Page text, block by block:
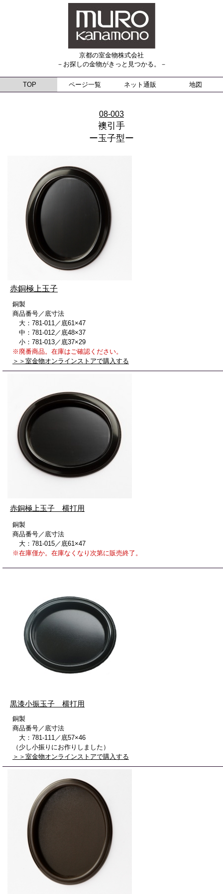
京都の室金物株式会社
－お探しの金物がきっと見つかる。－
TOP ページ一覧 ネット通販 地図
08-003
襖引手
ー玉子型ー
赤銅極上玉子
銅製
商品番号／底寸法
大：781-011／底61×47
中：781-012／底48×37
小：781-013／底37×29
※廃番商品。在庫はご確認ください。
＞＞室金物オンラインストアで購入する
赤銅極上玉子 横打用
銅製
商品番号／底寸法
大：781-015／底61×47
※在庫僅か。在庫なくなり次第に販売終了。
黒漆小振玉子 横打用
銅製
商品番号／底寸法
大：781-111／底57×46
（少し小振りにお作りしました）
＞＞室金物オンラインストアで購入する